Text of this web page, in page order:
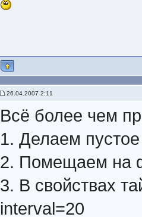
26.04.2007 2:11
Всё более чем
1. Делаем
2. Помещаем на
3. В свойствах
interval=20